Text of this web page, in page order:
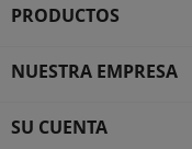
PRODUCTOS
NUESTRA EMPRESA
SU CUENTA